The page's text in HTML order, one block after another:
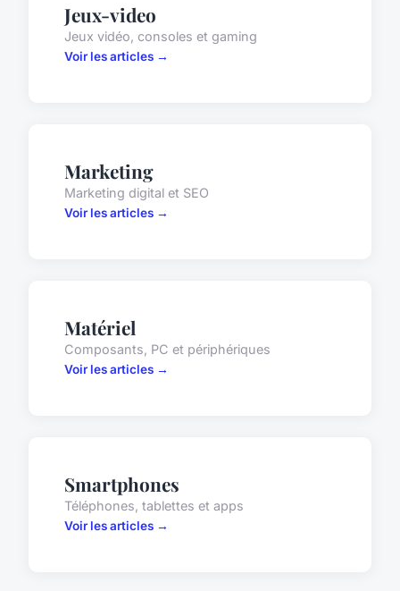
Jeux-video
Jeux vidéo, consoles et gaming
Voir les articles →
Marketing
Marketing digital et SEO
Voir les articles →
Matériel
Composants, PC et périphériques
Voir les articles →
Smartphones
Téléphones, tablettes et apps
Voir les articles →